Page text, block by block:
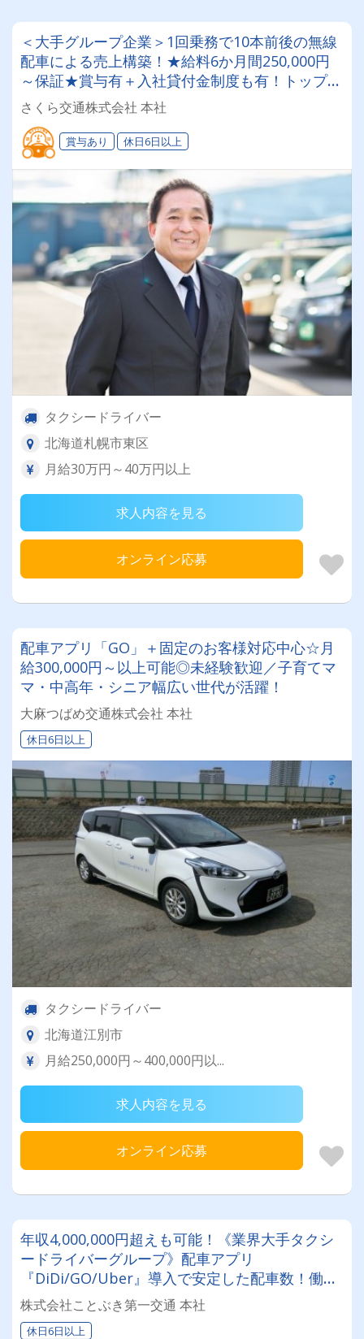
＜大手グループ企業＞1回乗務で10本前後の無線
配車による売上構築！★給料6か月間250,000円
～保証★賞与有＋入社貸付金制度も有！トップド
ライバーは年収500万円～700万円◎未経験者応
募OKのタクシー会社
さくら交通株式会社 本社
賞与あり 休日6日以上
タクシードライバー
北海道札幌市東区
月給30万円～40万円以上
求人内容を見る
オンライン応募
配車アプリ「GO」＋固定のお客様対応中心☆月
給300,000円～以上可能◎未経験歓迎／子育てマ
マ・中高年・シニア幅広い世代が活躍！
大麻つばめ交通株式会社 本社
休日6日以上
タクシードライバー
北海道江別市
月給250,000円～400,000円以...
求人内容を見る
オンライン応募
年収4,000,000円超えも可能！《業界大手タクシ
ードライバーグループ》配車アプリ
『DiDi/GO/Uber』導入で安定した配車数！働き
やすい職場認証制度認証事業所に認定◎未経験者
でも安心してお仕事スタート♪
株式会社ことぶき第一交通 本社
休日6日以上